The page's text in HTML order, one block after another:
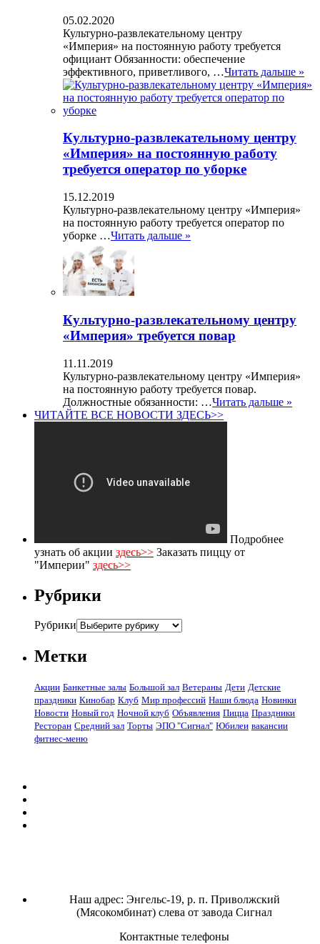
05.02.2020
Культурно-развлекательному центру
«Империя» на постоянную работу требуется
официант Обязанности: обеспечение
эффективного, приветливого, …Читать дальше »
Культурно-развлекательному центру
«Империя» на постоянную работу
требуется оператор по уборке
15.12.2019
Культурно-развлекательному центру «Империя»
на постоянную работу требуется оператор по
уборке …Читать дальше »
Культурно-развлекательному центру
«Империя» требуется повар
11.11.2019
Культурно-развлекательному центру «Империя»
на постоянную работу требуется повар.
Должностные обязанности: …Читать дальше »
ЧИТАЙТЕ ВСЕ НОВОСТИ ЗДЕСЬ>>
Подробнее
узнать об акции здесь>> Заказать пиццу от
"Империи" здесь>>
Рубрики
Рубрики
Метки
Акции Банкетные залы Большой зал Ветераны Дети Детские
праздники Кинобар Клуб Мир профессий Наши блюда Новинки
Новости Новый год Ночной клуб Объявления Пицца Праздники
Ресторан Средний зал Торты ЭПО "Сигнал" Юбилеи вакансии
фитнес-меню
Наш адрес: Энгельс-19, р. п. Приволжский
(Мясокомбинат) слева от завода Сигнал
Контактные телефоны